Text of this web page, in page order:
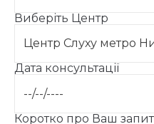
Виберіть Центр
Дата консультації
Коротко про Ваш